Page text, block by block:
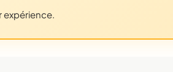
expérience.